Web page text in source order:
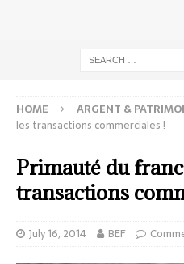
HOME ARGENT &
les transactions commerciales !
Primauté du
transactions
July 16, 2014 BEF